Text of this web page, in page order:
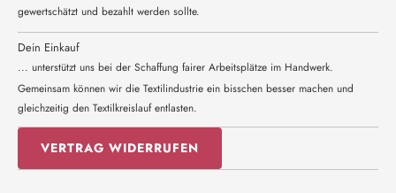
gewertschätzt und bezahlt werden sollte.
Dein Einkauf
... unterstützt uns bei der Schaffung fairer Arbeitsplätze im Handwerk.
Gemeinsam können wir die Textilindustrie ein bisschen besser machen und
gleichzeitig den Textilkreislauf entlasten.
VERTRAG WIDERRUFEN